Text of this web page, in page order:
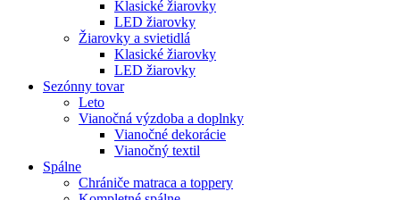
Klasické žiarovky
LED žiarovky
Žiarovky a svietidlá
Klasické žiarovky
LED žiarovky
Sezónny tovar
Leto
Vianočná výzdoba a doplnky
Vianočné dekorácie
Vianočný textil
Spálne
Chrániče matraca a toppery